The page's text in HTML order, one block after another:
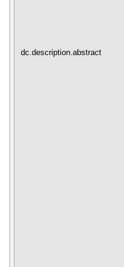
dc.description.abstract